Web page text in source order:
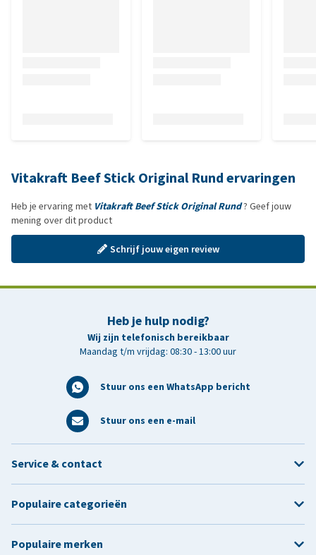
Vitakraft Beef Stick Original Rund ervaringen
Heb je ervaring met Vitakraft Beef Stick Original Rund? Geef jouw
mening over dit product
Schrijf jouw eigen review
Heb je hulp nodig?
Wij zijn telefonisch bereikbaar
Maandag t/m vrijdag: 08:30 - 13:00 uur
Stuur ons een WhatsApp bericht
Stuur ons een e-mail
Service & contact
Populaire categorieën
Populaire merken